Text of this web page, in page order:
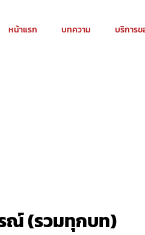
หน้าแรก บทความ บริการข
ณ์ (รวมทุกบท)